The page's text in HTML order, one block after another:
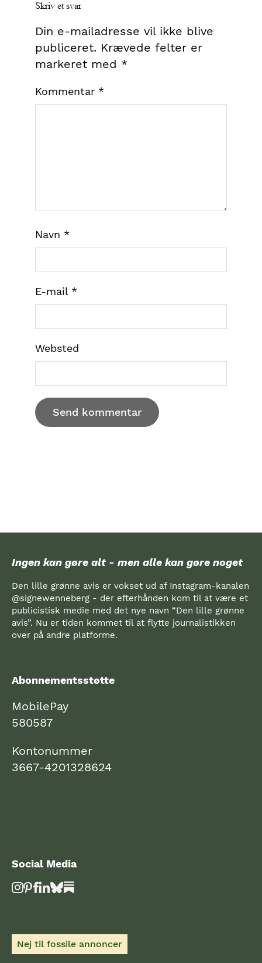
Skriv et svar
Din e-mailadresse vil ikke blive
publiceret. Krævede felter er
markeret med *
Kommentar *
Navn *
E-mail *
Websted
Ingen kan gøre alt - men alle kan gøre noget
Den lille grønne avis er vokset ud af Instagram-kanalen
@signewenneberg - der efterhånden kom til at være et
publicistisk medie med det nye navn “Den lille grønne
avis”. Nu er tiden kommet til at flytte journalistikken
over på andre platforme.
Abonnementsstøtte
MobilePay
580587
Kontonummer
3667-4201328624
Social Media
Nej til fossile annoncer